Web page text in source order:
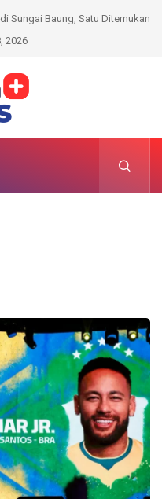
Cari Istri yang Hilang Sepekan,
2026